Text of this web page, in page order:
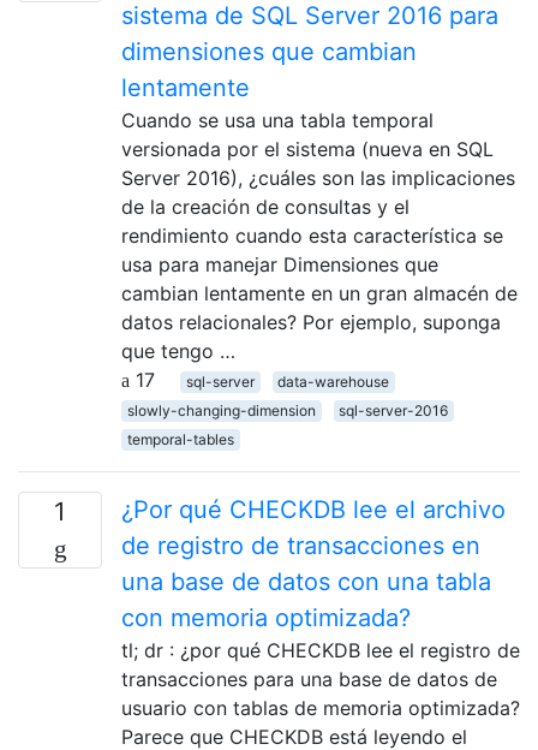
sistema de SQL Server 2016 para
dimensiones que cambian
lentamente
Cuando se usa una tabla temporal
versionada por el sistema (nueva en SQL
Server 2016), ¿cuáles son las implicaciones
de la creación de consultas y el
rendimiento cuando esta característica se
usa para manejar Dimensiones que
cambian lentamente en un gran almacén de
datos relacionales? Por ejemplo, suponga
que tengo …
17
sql-server
data-warehouse
slowly-changing-dimension
sql-server-2016
temporal-tables
1
¿Por qué CHECKDB lee el archivo
de registro de transacciones en
una base de datos con una tabla
con memoria optimizada?
tl; dr : ¿por qué CHECKDB lee el registro de
transacciones para una base de datos de
usuario con tablas de memoria optimizada?
Parece que CHECKDB está leyendo el